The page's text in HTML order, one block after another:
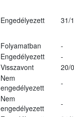
Engedélyezett 31/
Folyamatban
-
Engedélyezett
-
Visszavont
20/
Nem
engedélyezett
-
Nem
engedélyezett
-